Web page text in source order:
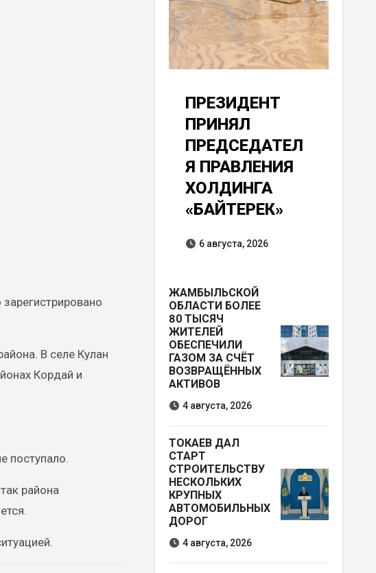
В селе Кулан
Кордай и
поступало.
района
ПРЕЗИДЕНТ
ПРИНЯЛ
ПРЕДСЕДАТЕЛ
Я ПРАВЛЕНИЯ
ХОЛДИНГА
«БАЙТЕРЕК»
6 августа, 2026
ЖАМБЫЛЬСКОЙ
ОБЛАСТИ БОЛЕЕ
80 ТЫСЯЧ
ЖИТЕЛЕЙ
ОБЕСПЕЧИЛИ
ГАЗОМ ЗА СЧЁТ
ВОЗВРАЩЁННЫХ
АКТИВОВ
4 августа, 2026
ТОКАЕВ ДАЛ
СТАРТ
СТРОИТЕЛЬСТВУ
НЕСКОЛЬКИХ
КРУПНЫХ
АВТОМОБИЛЬНЫХ
ДОРОГ
4 августа, 2026